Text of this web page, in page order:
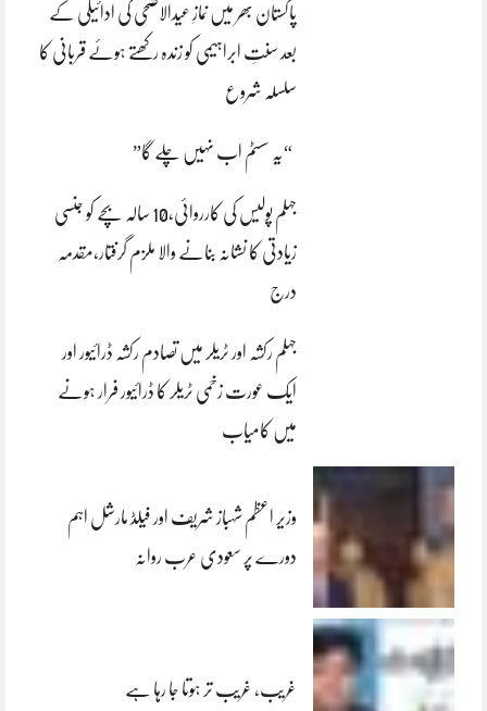
پاکستان بھر میں نمازِ عیدالاضحی کی ادائیگی کے
بعد سنتِ ابراہیمی کو زندہ رکھتے ہوئے قربانی کا
سلسلہ شروع
“یہ سسٹم اب نہیں چلے گا”
جہلم پولیس کی کارروائی،10 سالہ بچے کو جنسی
زیادتی کا نشانہ بنانے والا ملزم گرفتار،مقدمہ
درج
جہلم رکشہ اور ٹریلر میں تصادم رکشہ ڈرائیور اور
ایک عورت زخمی ٹریلر کا ڈرائیور فرار ہونے
میں کامیاب
وزیر اعظم شہباز شریف اور فیلڈ مارشل اہم
دورے پر سعودی عرب روانہ
غریب، غریب تر ہوتا جا رہا ہے